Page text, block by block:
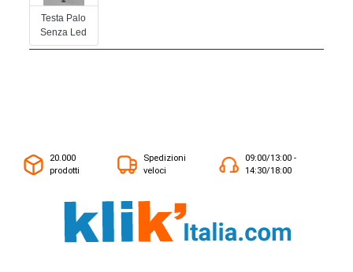
Testa Palo
Senza Led
20.000
prodotti
Spedizioni
veloci
09:00/13:00 -
14:30/18:00